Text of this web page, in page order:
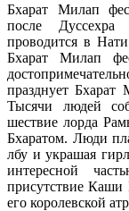
Бхарат Милап
после Дуссехра
проводится в
Бхарат Милап
празднует
Тысячи людей
шествие лорда
Бхаратом. Люди
лбу и украшая
интересной
присутствие
его королевской